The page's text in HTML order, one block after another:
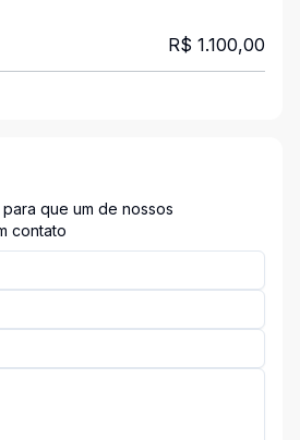
R$ 1.100,00
que um de nossos
contato